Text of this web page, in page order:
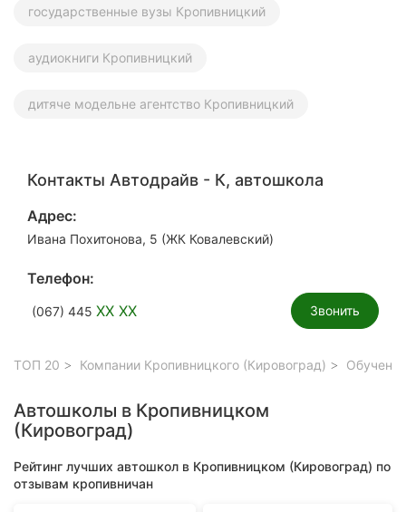
государственные вузы Кропивницкий
аудиокниги Кропивницкий
дитяче модельне агентство Кропивницкий
Контакты Автодрайв - К, автошкола
Адрес:
Ивана Похитонова, 5 (ЖК Ковалевский)
Телефон:
(067) 445 XX XX Звонить
ТОП 20 Компании Кропивницкого (Кировоград)
Автошколы в Кропивницком
(Кировоград)
Рейтинг лучших автошкол в Кропивницком (Кировоград) по
отзывам кропивничан